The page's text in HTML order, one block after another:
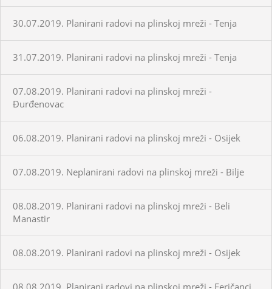
30.07.2019. Planirani radovi na plinskoj mreži - Tenja
31.07.2019. Planirani radovi na plinskoj mreži - Tenja
07.08.2019. Planirani radovi na plinskoj mreži -
Đurđenovac
06.08.2019. Planirani radovi na plinskoj mreži - Osijek
07.08.2019. Neplanirani radovi na plinskoj mreži - Bilje
08.08.2019. Planirani radovi na plinskoj mreži - Beli
Manastir
08.08.2019. Planirani radovi na plinskoj mreži - Osijek
08.08.2019. Planirani radovi na plinskoj mreži - Feričanci